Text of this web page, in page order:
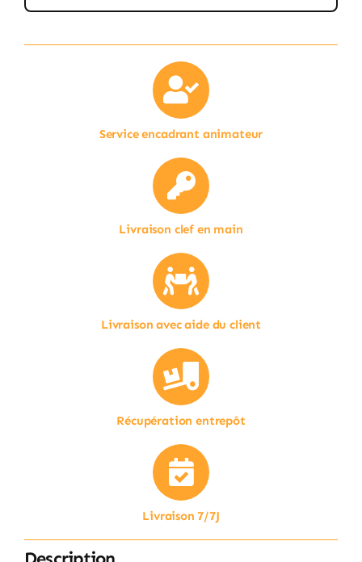
Service encadrant animateur
Livraison clef en main
Livraison avec aide du client
Récupération entrepôt
Livraison 7/7J